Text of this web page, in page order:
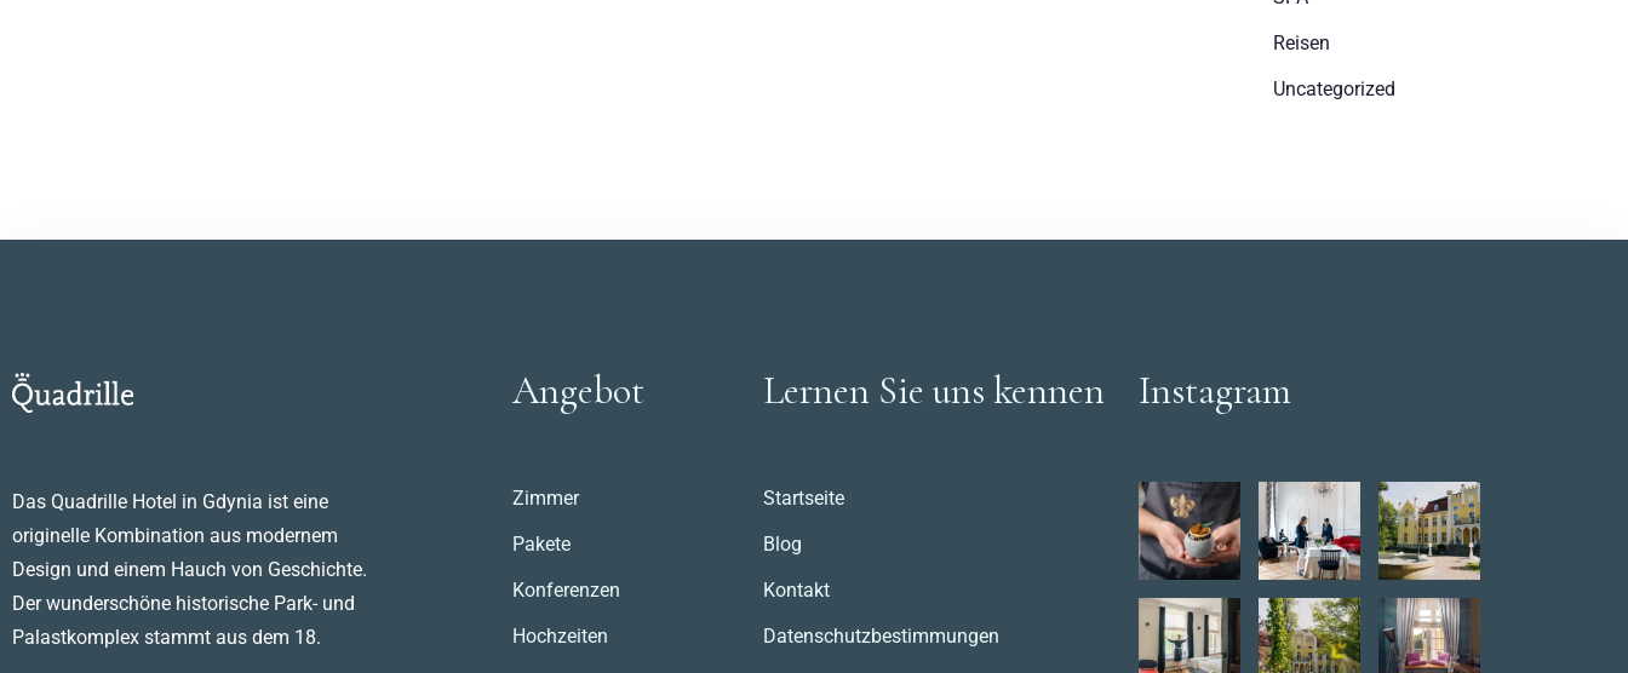
Reisen
Uncategorized
Das Quadrille Hotel in Gdynia ist eine
originelle Kombination aus modernem
Design und einem Hauch von Geschichte.
Der wunderschöne historische Park- und
Palastkomplex stammt aus dem 18.
Angebot
Zimmer
Pakete
Konferenzen
Hochzeiten
Lernen Sie uns kennen
Startseite
Blog
Kontakt
Datenschutzbestimmungen
Instagram